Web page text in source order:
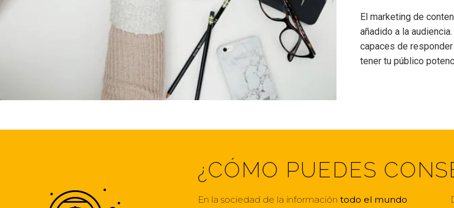
El marketing de
añadido a la
capaces de
tener tu público
¿CÓMO PUEDES
En la sociedad de la informacióntodo el mundo